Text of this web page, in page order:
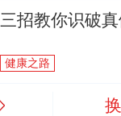
三招教你识破
健康之路